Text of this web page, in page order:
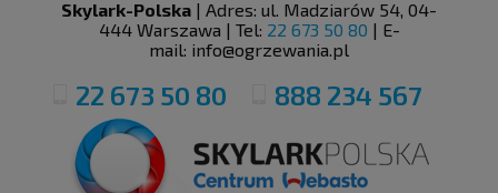
Skylark-Polska | Adres: ul. Madziarów 54, 04-
444 Warszawa | Tel: 22 673 50 80 | E-
mail: info@ogrzewania.pl
22 673 50 80 888 234 567